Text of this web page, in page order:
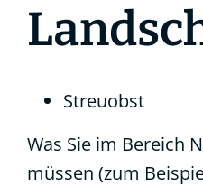
Streuobst
Was Sie im Bereich
müssen (zum